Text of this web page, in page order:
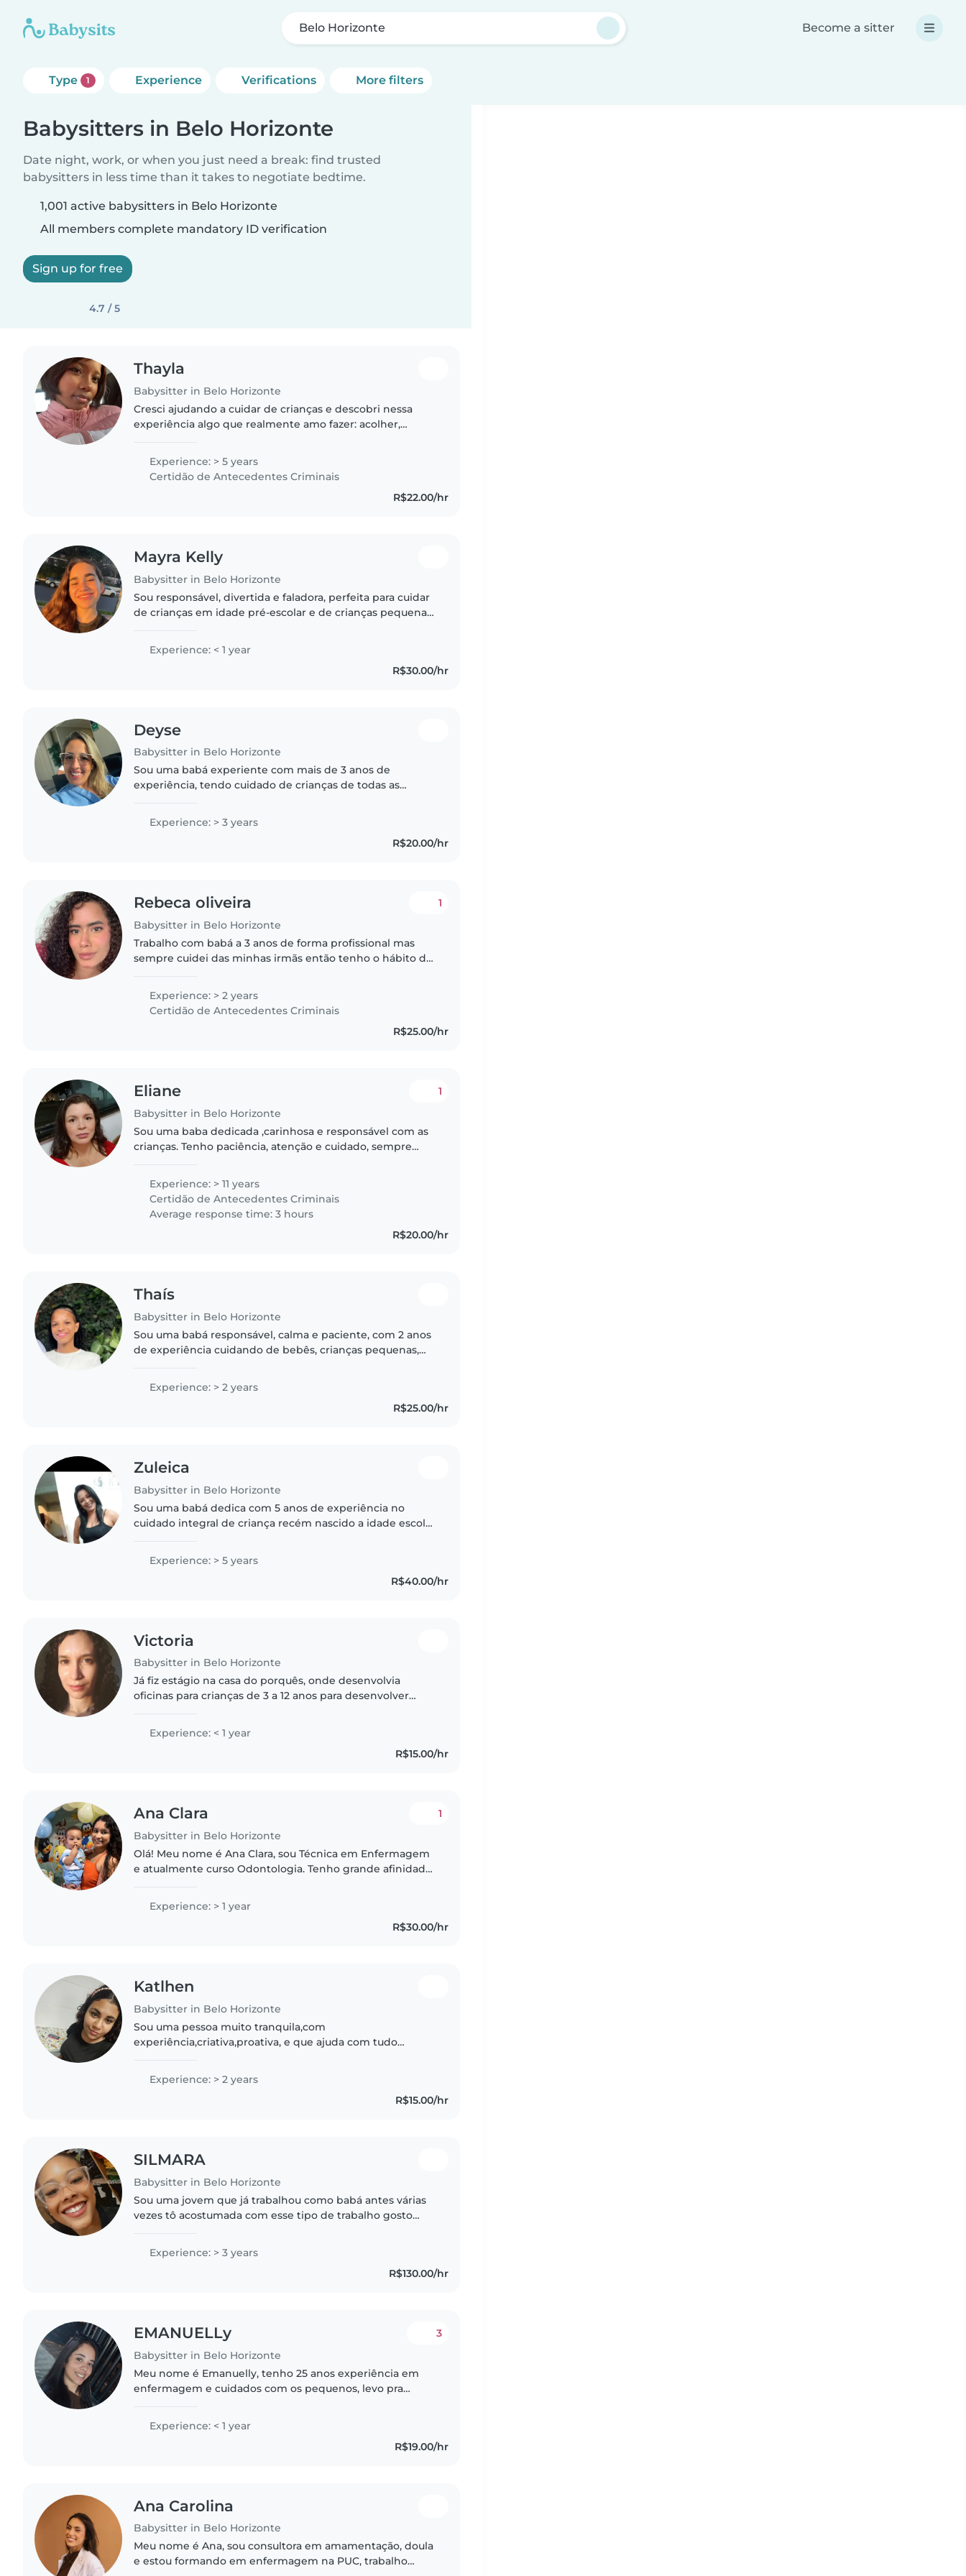
Belo Horizonte Become a sitter
Type 1 Experience Verifications More filters
Babysitters in Belo Horizonte
Date night, work, or when you just need a break: find trusted
babysitters in less time than it takes to negotiate bedtime.
1,001 active babysitters in Belo Horizonte
All members complete mandatory ID verification
Sign up for free
4.7 / 5
Thayla
Babysitter in Belo Horizonte
Cresci ajudando a cuidar de crianças e descobri nessa
experiência algo que realmente amo fazer: acolher,
carinhosa e dedicada a..
Experience: > 5 years
Certidão de Antecedentes Criminais
R$22.00/hr
Mayra Kelly
Babysitter in Belo Horizonte
Sou responsável, divertida e faladora, perfeita para cuidar
de crianças em idade pré-escolar e de crianças pequenas.
Experience: < 1 year
R$30.00/hr
Deyse
Babysitter in Belo Horizonte
Sou uma babá experiente com mais de 3 anos de
experiência, tendo cuidado de crianças de todas as
paciente e cuidadosa, e adoro..
Experience: > 3 years
R$20.00/hr
Rebeca oliveira
Babysitter in Belo Horizonte
1
Trabalho com babá a 3 anos de forma profissional mas
sempre cuidei das minhas irmãs então tenho o hábito de
tem rotina, e sigo..
Experience: > 2 years
Certidão de Antecedentes Criminais
R$25.00/hr
Eliane
Babysitter in Belo Horizonte
1
Sou uma baba dedicada ,carinhosa e responsável com as
crianças. Tenho paciência, atenção e cuidado, sempre
desenvolvimento..
Experience: > 11 years
Certidão de Antecedentes Criminais
Average response time: 3 hours
R$20.00/hr
Thaís
Babysitter in Belo Horizonte
Sou uma babá responsável, calma e paciente, com 2 anos
de experiência cuidando de bebês, crianças pequenas,
certificação em primeiros..
Experience: > 2 years
R$25.00/hr
Zuleica
Babysitter in Belo Horizonte
Sou uma babá dedica com 5 anos de experiência no
cuidado integral de criança recém nascido a idade escolar
Experience: > 5 years
R$40.00/hr
Victoria
Babysitter in Belo Horizonte
Já fiz estágio na casa do porquês, onde desenvolvia
oficinas para crianças de 3 a 12 anos para desenvolver
desenvolvimento infantil..
Experience: < 1 year
R$15.00/hr
Ana Clara
Babysitter in Belo Horizonte
1
Olá! Meu nome é Ana Clara, sou Técnica em Enfermagem
e atualmente curso Odontologia. Tenho grande afinidade
supervisão: gosto..
Experience: > 1 year
R$30.00/hr
Katlhen
Babysitter in Belo Horizonte
Sou uma pessoa muito tranquila,com
experiência,criativa,proativa, e que ajuda com tudo
comecei a cuidar do meu cunhado e das crianças..
Experience: > 2 years
R$15.00/hr
SILMARA
Babysitter in Belo Horizonte
Sou uma jovem que já trabalhou como babá antes várias
vezes tô acostumada com esse tipo de trabalho gosto
estudando e um trabalho..
Experience: > 3 years
R$130.00/hr
EMANUELLy
Babysitter in Belo Horizonte
3
Meu nome é Emanuelly, tenho 25 anos experiência em
enfermagem e cuidados com os pequenos, levo pra
Experience: < 1 year
R$19.00/hr
Ana Carolina
Babysitter in Belo Horizonte
Meu nome é Ana, sou consultora em amamentação, doula
e estou formando em enfermagem na PUC, trabalho